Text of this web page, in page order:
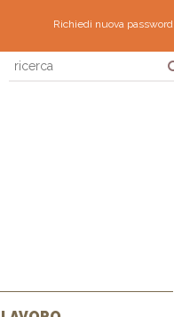
Richiedi nuova password